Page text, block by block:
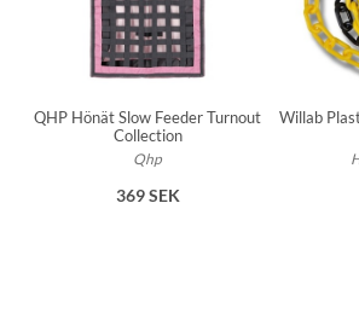
QHP Hönät Slow Feeder Turnout
Collection
Qhp
369 SEK
Willab